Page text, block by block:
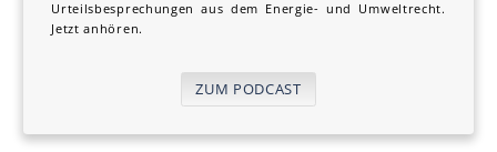
Urteilsbesprechungen aus dem Energie- und Umweltrecht.
Jetzt anhören.
ZUM PODCAST